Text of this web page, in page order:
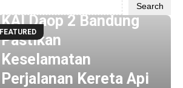
Search
FEATURED
KAI Daop 2 Bandung
Pastikan
Keselamatan
Perjalanan Kereta Api